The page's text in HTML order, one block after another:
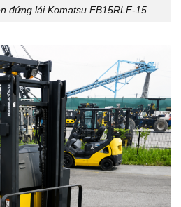
đứng lái Komatsu FB15RLF-15